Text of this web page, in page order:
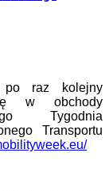
po raz kolejny
w obchody
Tygodnia
Transportu